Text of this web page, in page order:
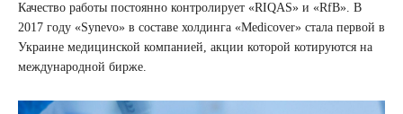
Качество работы постоянно контролирует «RIQAS» и «RfB». В
2017 году «Synevo» в составе холдинга «Medicover» стала первой в
Украине медицинской компанией, акции которой котируются на
международной бирже.